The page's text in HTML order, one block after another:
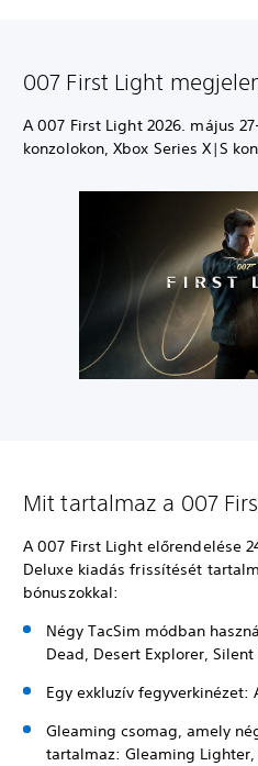
007 First Light
A 007 First Light 2026. május
konzolokon, Xbox Series X|S
Mit tartalmaz a 007
A 007 First Light előrendelése
Deluxe kiadás frissítését
bónuszokkal:
Négy TacSim módban
Dead, Desert Explorer,
Egy exkluzív fegyverkinézet:
Gleaming csomag, amely
tartalmaz: Gleaming Lighter,